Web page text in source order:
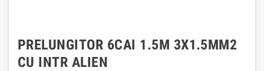
PRELUNGITOR 6CAI 1.5M 3X1.5MM2
CU INTR ALIEN